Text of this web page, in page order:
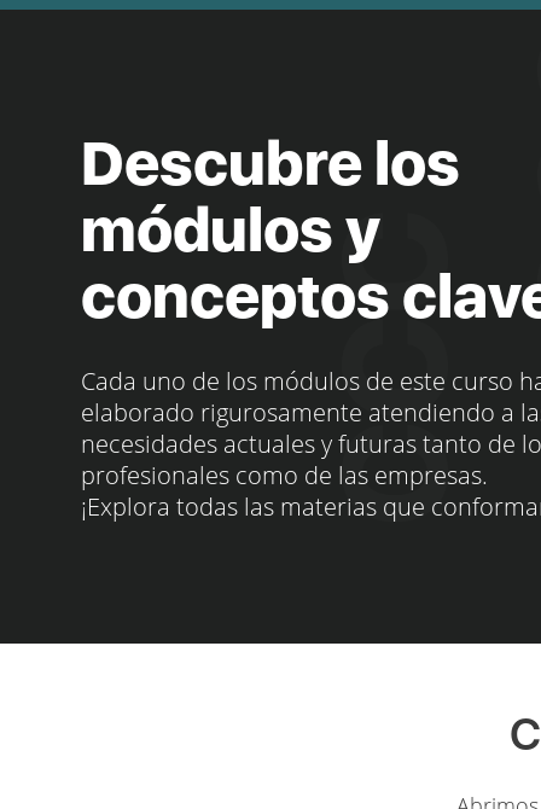
Descubre los
módulos y
conceptos
Cada uno de los módulos de este curso
elaborado rigurosamente atendiendo a
necesidades actuales y futuras tanto de
profesionales como de las empresas.
¡Explora todas las materias que